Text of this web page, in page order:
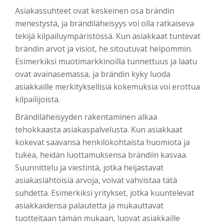
Asiakassuhteet ovat keskeinen osa brändin
menestystä, ja brändiläheisyys voi olla ratkaiseva
tekijä kilpailuympäristössä. Kun asiakkaat tuntevat
brändin arvot ja visiot, he sitoutuvat helpommin.
Esimerkiksi muotimarkkinoilla tunnettuus ja laatu
ovat avainasemassa, ja brändin kyky luoda
asiakkaille merkityksellisiä kokemuksia voi erottua
kilpailijoista.
Brändiläheisyyden rakentaminen alkaa
tehokkaasta asiakaspalvelusta. Kun asiakkaat
kokevat saavansa henkilökohtaista huomiota ja
tukea, heidän luottamuksensa brändiin kasvaa.
Suunnittelu ja viestintä, jotka heijastavat
asiakaslähtöisiä arvoja, voivat vahvistaa tätä
suhdetta. Esimerkiksi yritykset, jotka kuuntelevat
asiakkaidensa palautetta ja mukauttavat
tuotteitaan tämän mukaan, luovat asiakkaille